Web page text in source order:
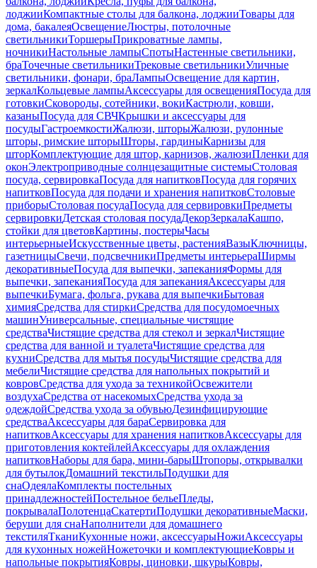
лоджииКомпактные столы для балкона, лоджииТовары для
дома, бакалеяОсвещениеЛюстры, потолочные
светильникиТоршерыПрикроватные лампы,
ночникиНастольные лампыСпотыНастенные светильники,
браТочечные светильникиТрековые светильникиУличные
светильники, фонари, браЛампыОсвещение для картин,
зеркалКольцевые лампыАксессуары для освещенияПосуда для
готовкиСковороды, сотейники, вокиКастрюли, ковши,
казаныПосуда для СВЧКрышки и аксессуары для
посудыГастроемкостиЖалюзи, шторыЖалюзи, рулонные
шторы, римские шторыШторы, гардиныКарнизы для
шторКомплектующие для штор, карнизов, жалюзиПленки для
оконЭлектроприводные солнцезащитные системыСтоловая
посуда, сервировкаПосуда для напитковПосуда для горячих
напитковПосуда для подачи и хранения напитковСтоловые
приборыСтоловая посудаПосуда для сервировкиПредметы
сервировкиДетская столовая посудаДекорЗеркалаКашпо,
стойки для цветовКартины, постерыЧасы
интерьерныеИскусственные цветы, растенияВазыКлючницы,
газетницыСвечи, подсвечникиПредметы интерьераШирмы
декоративныеПосуда для выпечки, запеканияФормы для
выпечки, запеканияПосуда для запеканияАксессуары для
выпечкиБумага, фольга, рукава для выпечкиБытовая
химияСредства для стиркиСредства для посудомоечных
машинУниверсальные, специальные чистящие
средстваЧистящие средства для стекол и зеркалЧистящие
средства для ванной и туалетаЧистящие средства для
кухниСредства для мытья посудыЧистящие средства для
мебелиЧистящие средства для напольных покрытий и
ковровСредства для ухода за техникойОсвежители
воздухаСредства от насекомыхСредства ухода за
одеждойСредства ухода за обувьюДезинфицирующие
средстваАксессуары для бараСервировка для
напитковАксессуары для хранения напитковАксессуары для
приготовления коктейлейАксессуары для охлаждения
напитковНаборы для бара, мини-барыШтопоры, открывалки
для бутылокДомашний текстильПодушки для
снаОдеялаКомплекты постельных
принадлежностейПостельное бельеПледы,
покрывалаПолотенцаСкатертиПодушки декоративныеМаски,
беруши для снаНаполнители для домашнего
текстиляТканиКухонные ножи, аксессуарыНожиАксессуары
для кухонных ножейНожеточки и комплектующиеКовры и
напольные покрытияКовры, циновки, шкурыКовры,